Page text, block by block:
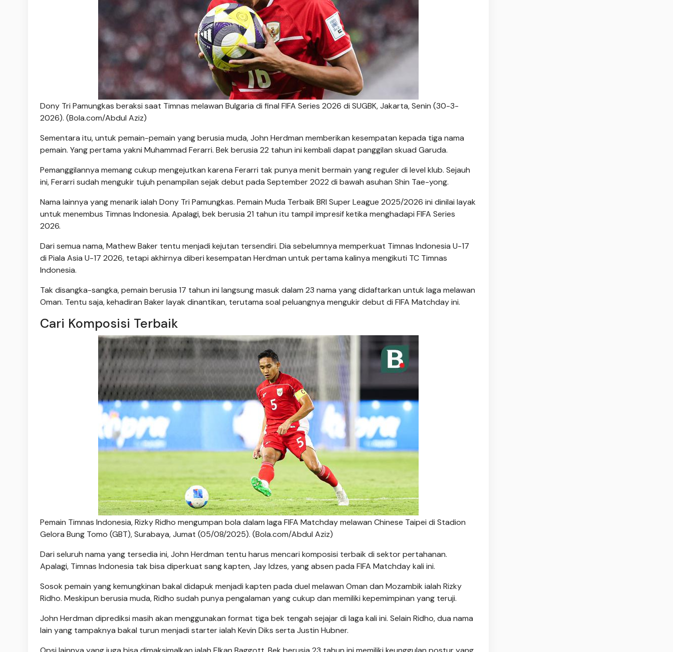
Dony Tri Pamungkas beraksi saat Timnas melawan Bulgaria di final FIFA Series 2026 di SUGBK, Jakarta, Senin (30-3-
2026). (Bola.com/Abdul Aziz)
Sementara itu, untuk pemain-pemain yang berusia muda, John Herdman memberikan kesempatan kepada tiga nama
pemain. Yang pertama yakni Muhammad Ferarri. Bek berusia 22 tahun ini kembali dapat panggilan skuad Garuda.
Pemanggilannya memang cukup mengejutkan karena Ferarri tak punya menit bermain yang reguler di level klub. Sejauh
ini, Ferarri sudah mengukir tujuh penampilan sejak debut pada September 2022 di bawah asuhan Shin Tae-yong.
Nama lainnya yang menarik ialah Dony Tri Pamungkas. Pemain Muda Terbaik BRI Super League 2025/2026 ini dinilai layak
untuk menembus Timnas Indonesia. Apalagi, bek berusia 21 tahun itu tampil impresif ketika menghadapi FIFA Series
2026.
Dari semua nama, Mathew Baker tentu menjadi kejutan tersendiri. Dia sebelumnya memperkuat Timnas Indonesia U-17
di Piala Asia U-17 2026, tetapi akhirnya diberi kesempatan Herdman untuk pertama kalinya mengikuti TC Timnas
Indonesia.
Tak disangka-sangka, pemain berusia 17 tahun ini langsung masuk dalam 23 nama yang didaftarkan untuk laga melawan
Oman. Tentu saja, kehadiran Baker layak dinantikan, terutama soal peluangnya mengukir debut di FIFA Matchday ini.
Cari Komposisi Terbaik
Pemain Timnas Indonesia, Rizky Ridho mengumpan bola dalam laga FIFA Matchday melawan Chinese Taipei di Stadion
Gelora Bung Tomo (GBT), Surabaya, Jumat (05/08/2025). (Bola.com/Abdul Aziz)
Dari seluruh nama yang tersedia ini, John Herdman tentu harus mencari komposisi terbaik di sektor pertahanan.
Apalagi, Timnas Indonesia tak bisa diperkuat sang kapten, Jay Idzes, yang absen pada FIFA Matchday kali ini.
Sosok pemain yang kemungkinan bakal didapuk menjadi kapten pada duel melawan Oman dan Mozambik ialah Rizky
Ridho. Meskipun berusia muda, Ridho sudah punya pengalaman yang cukup dan memiliki kepemimpinan yang teruji.
John Herdman diprediksi masih akan menggunakan format tiga bek tengah sejajar di laga kali ini. Selain Ridho, dua nama
lain yang tampaknya bakal turun menjadi starter ialah Kevin Diks serta Justin Hubner.